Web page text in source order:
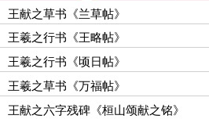
王献之草书《兰草帖》
王羲之行书《王略帖》
王羲之行书《顷日帖》
王羲之草书《万福帖》
王献之六字残碑《桓山颂献之铭》